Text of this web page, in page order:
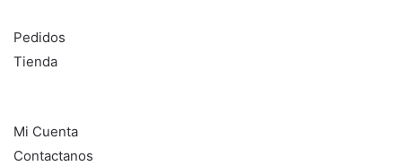
Pedidos
Tienda
Mi Cuenta
Contactanos